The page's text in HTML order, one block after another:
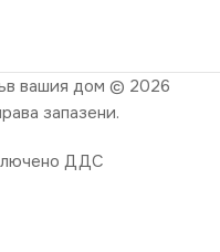
вашия дом © 2026
запазени.
ДДС